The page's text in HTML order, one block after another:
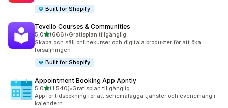
Built for Shopify
Tevello Courses & Communities
5,0av 5 stjärnor
(666)
666 recensioner totalt
•Gratisplan tillgänglig
Skapa och sälj onlinekurser och digitala produkter för att öka
försäljningen
Built for Shopify
Appointment Booking App Apntly
5,0av 5 stjärnor
(1 540)
1540 recensioner totalt
•Gratisplan tillgänglig
App för tidsbokning för att schemalägga tjänster och evenemang i
kalendern